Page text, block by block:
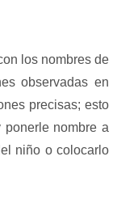
los nombres de
observadas en
precisas; esto
nombre a
niño o colocarlo